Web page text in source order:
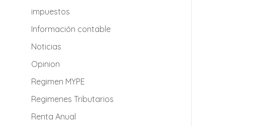
impuestos
Información contable
Noticias
Opinion
Regimen MYPE
Regimenes Tributarios
Renta Anual